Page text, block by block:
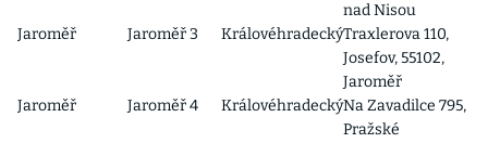
nad Nisou
Jaroměř
Jaroměř 3 KrálovéhradeckýTraxlerova 110,
Josefov, 55102,
Jaroměř
Jaroměř
Jaroměř 4 KrálovéhradeckýNa Zavadilce 795,
Pražské